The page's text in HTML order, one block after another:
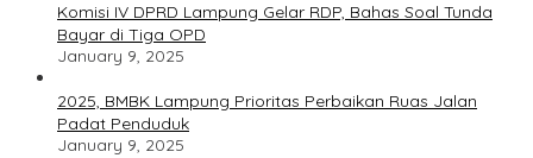
Komisi IV DPRD Lampung Gelar RDP, Bahas Soal Tunda
Bayar di Tiga OPD
January 9, 2025
2025, BMBK Lampung Prioritas Perbaikan Ruas Jalan
Padat Penduduk
January 9, 2025